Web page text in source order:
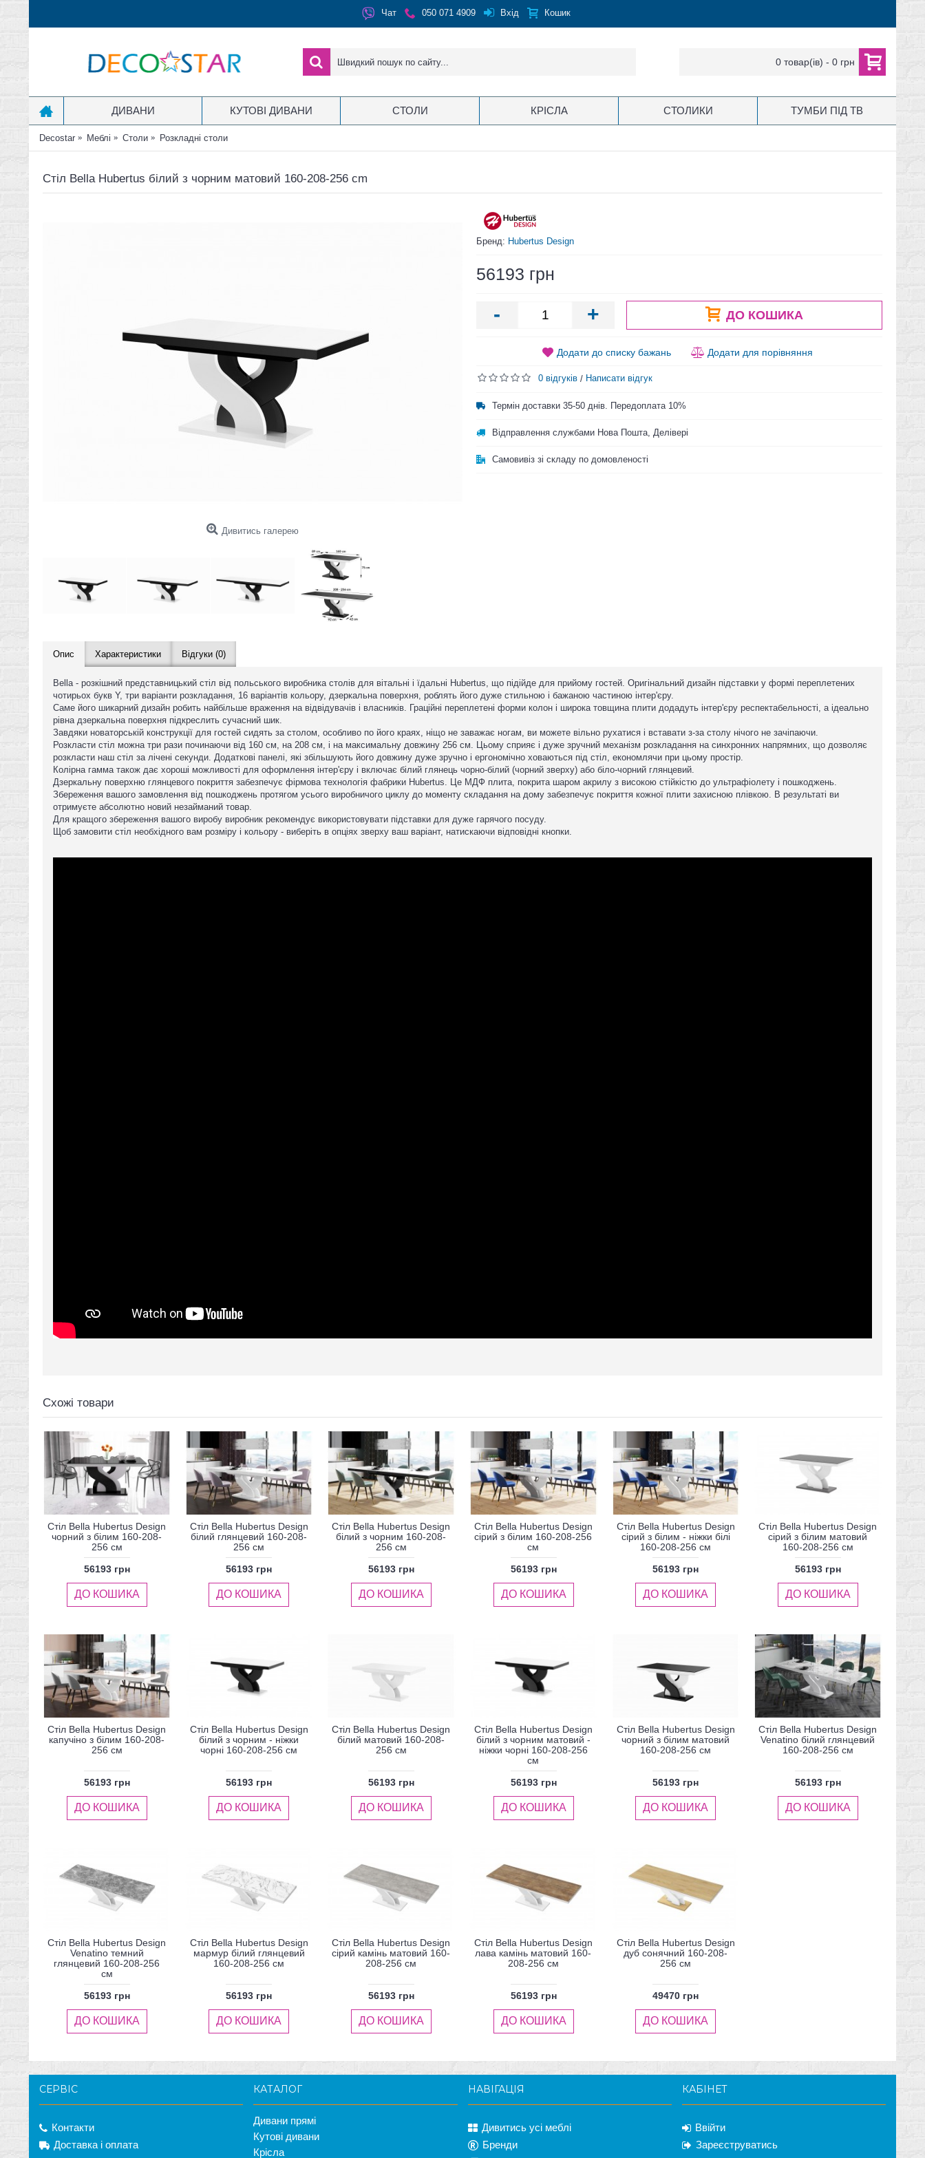
Чат 050 071 4909 Вхід Кошик
0 товар(ів) - 0 грн
ДИВАНИ КУТОВІ ДИВАНИ СТОЛИ КРІСЛА СТОЛИКИ ТУМБИ ПІД ТВ
Decostar Меблі Столи Розкладні столи
Стіл Bella Hubertus білий з чорним матовий 160-208-256 cm
Дивитись галерею
Бренд: Hubertus Design
56193 грн
- + ДО КОШИКА
Додати до списку бажань Додати для порівняння
0 відгуків / Написати відгук
Термін доставки 35-50 днів. Передоплата 10%
Відправлення службами Нова Пошта, Делівері
Самовивіз зі складу по домовленості
Опис Характеристики Відгуки (0)
Bella - розкішний представницький стіл від польського виробника столів для вітальні і їдальні Hubertus, що підійде для прийому гостей. Оригінальний дизайн підставки у формі переплетених
чотирьох букв Y, три варіанти розкладання, 16 варіантів кольору, дзеркальна поверхня, роблять його дуже стильною і бажаною частиною інтер'єру.
Саме його шикарний дизайн робить найбільше враження на відвідувачів і власників. Граційні переплетені форми колон і широка товщина плити додадуть інтер'єру респектабельності, а ідеально
рівна дзеркальна поверхня підкреслить сучасний шик.
Завдяки новаторській конструкції для гостей сидять за столом, особливо по його краях, ніщо не заважає ногам, ви можете вільно рухатися і вставати з-за столу нічого не зачіпаючи.
Розкласти стіл можна три рази починаючи від 160 см, на 208 см, і на максимальну довжину 256 см. Цьому сприяє і дуже зручний механізм розкладання на синхронних напрямних, що дозволяє
розкласти наш стіл за лічені секунди. Додаткові панелі, які збільшують його довжину дуже зручно і ергономічно ховаються під стіл, економлячи при цьому простір.
Колірна гамма також дає хороші можливості для оформлення інтер'єру і включає білий глянець чорно-білий (чорний зверху) або біло-чорний глянцевий.
Дзеркальну поверхню глянцевого покриття забезпечує фірмова технологія фабрики Hubertus. Це МДФ плита, покрита шаром акрилу з високою стійкістю до ультрафіолету і пошкоджень.
Збереження вашого замовлення від пошкоджень протягом усього виробничого циклу до моменту складання на дому забезпечує покриття кожної плити захисною плівкою. В результаті ви
отримуєте абсолютно новий незайманий товар.
Для кращого збереження вашого виробу виробник рекомендує використовувати підставки для дуже гарячого посуду.
Щоб замовити стіл необхідного вам розміру і кольору - виберіть в опціях зверху ваш варіант, натискаючи відповідні кнопки.
Схожі товари
Стіл Bella Hubertus Design
чорний з білим 160-208-
256 см
56193 грн
ДО КОШИКА
Стіл Bella Hubertus Design
білий глянцевий 160-208-
256 см
56193 грн
ДО КОШИКА
Стіл Bella Hubertus Design
білий з чорним 160-208-
256 см
56193 грн
ДО КОШИКА
Стіл Bella Hubertus Design
сірий з білим 160-208-256
см
56193 грн
ДО КОШИКА
Стіл Bella Hubertus Design
сірий з білим - ніжки білі
160-208-256 см
56193 грн
ДО КОШИКА
Стіл Bella Hubertus Design
сірий з білим матовий
160-208-256 см
56193 грн
ДО КОШИКА
Стіл Bella Hubertus Design
капучіно з білим 160-208-
256 см
56193 грн
ДО КОШИКА
Стіл Bella Hubertus Design
білий з чорним - ніжки
чорні 160-208-256 см
56193 грн
ДО КОШИКА
Стіл Bella Hubertus Design
білий матовий 160-208-
256 см
56193 грн
ДО КОШИКА
Стіл Bella Hubertus Design
білий з чорним матовий -
ніжки чорні 160-208-256
см
56193 грн
ДО КОШИКА
Стіл Bella Hubertus Design
чорний з білим матовий
160-208-256 см
56193 грн
ДО КОШИКА
Стіл Bella Hubertus Design
Venatino білий глянцевий
160-208-256 см
56193 грн
ДО КОШИКА
Стіл Bella Hubertus Design
Venatino темний
глянцевий 160-208-256
см
56193 грн
ДО КОШИКА
Стіл Bella Hubertus Design
мармур білий глянцевий
160-208-256 см
56193 грн
ДО КОШИКА
Стіл Bella Hubertus Design
сірий камінь матовий 160-
208-256 см
56193 грн
ДО КОШИКА
Стіл Bella Hubertus Design
лава камінь матовий 160-
208-256 см
56193 грн
ДО КОШИКА
Стіл Bella Hubertus Design
дуб сонячний 160-208-
256 см
49470 грн
ДО КОШИКА
СЕРВІС
Контакти
Доставка і оплата
КАТАЛОГ
Дивани прямі
Кутові дивани
Крісла
НАВІГАЦІЯ
Дивитись усі меблі
Бренди
КАБІНЕТ
Ввійти
Зареєструватись